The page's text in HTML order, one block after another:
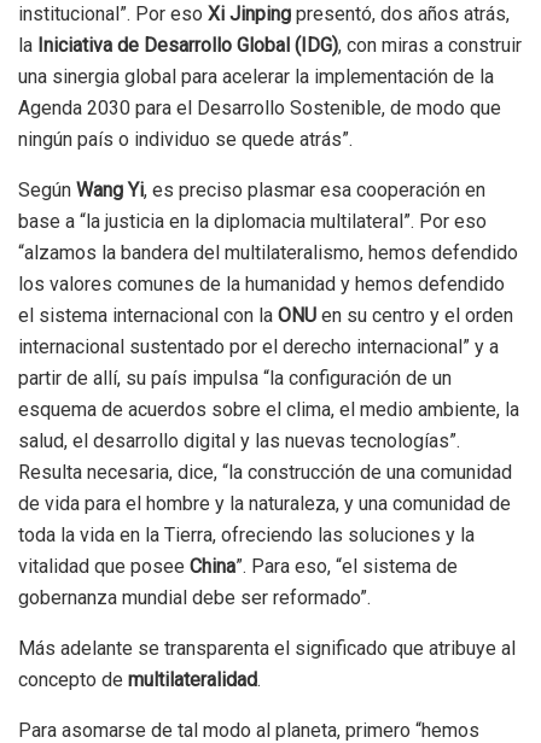
institucional”. Por eso Xi Jinping presentó, dos años atrás,
la Iniciativa de Desarrollo Global (IDG), con miras a construir
una sinergia global para acelerar la implementación de la
Agenda 2030 para el Desarrollo Sostenible, de modo que
ningún país o individuo se quede atrás”.
Según Wang Yi, es preciso plasmar esa cooperación en
base a “la justicia en la diplomacia multilateral”. Por eso
“alzamos la bandera del multilateralismo, hemos defendido
los valores comunes de la humanidad y hemos defendido
el sistema internacional con la ONU en su centro y el orden
internacional sustentado por el derecho internacional” y a
partir de allí, su país impulsa “la configuración de un
esquema de acuerdos sobre el clima, el medio ambiente, la
salud, el desarrollo digital y las nuevas tecnologías”.
Resulta necesaria, dice, “la construcción de una comunidad
de vida para el hombre y la naturaleza, y una comunidad de
toda la vida en la Tierra, ofreciendo las soluciones y la
vitalidad que posee China”. Para eso, “el sistema de
gobernanza mundial debe ser reformado”.
Más adelante se transparenta el significado que atribuye al
concepto de multilateralidad.
Para asomarse de tal modo al planeta, primero “hemos